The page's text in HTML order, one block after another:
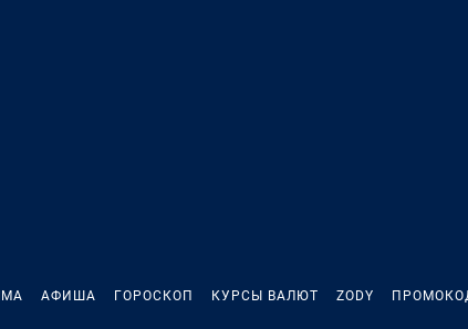
АФИША ГОРОСКОП КУРСЫ ВАЛЮТ ZODY